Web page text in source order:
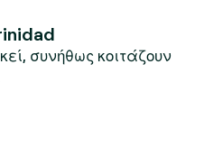
συνήθως κοιτάζουν